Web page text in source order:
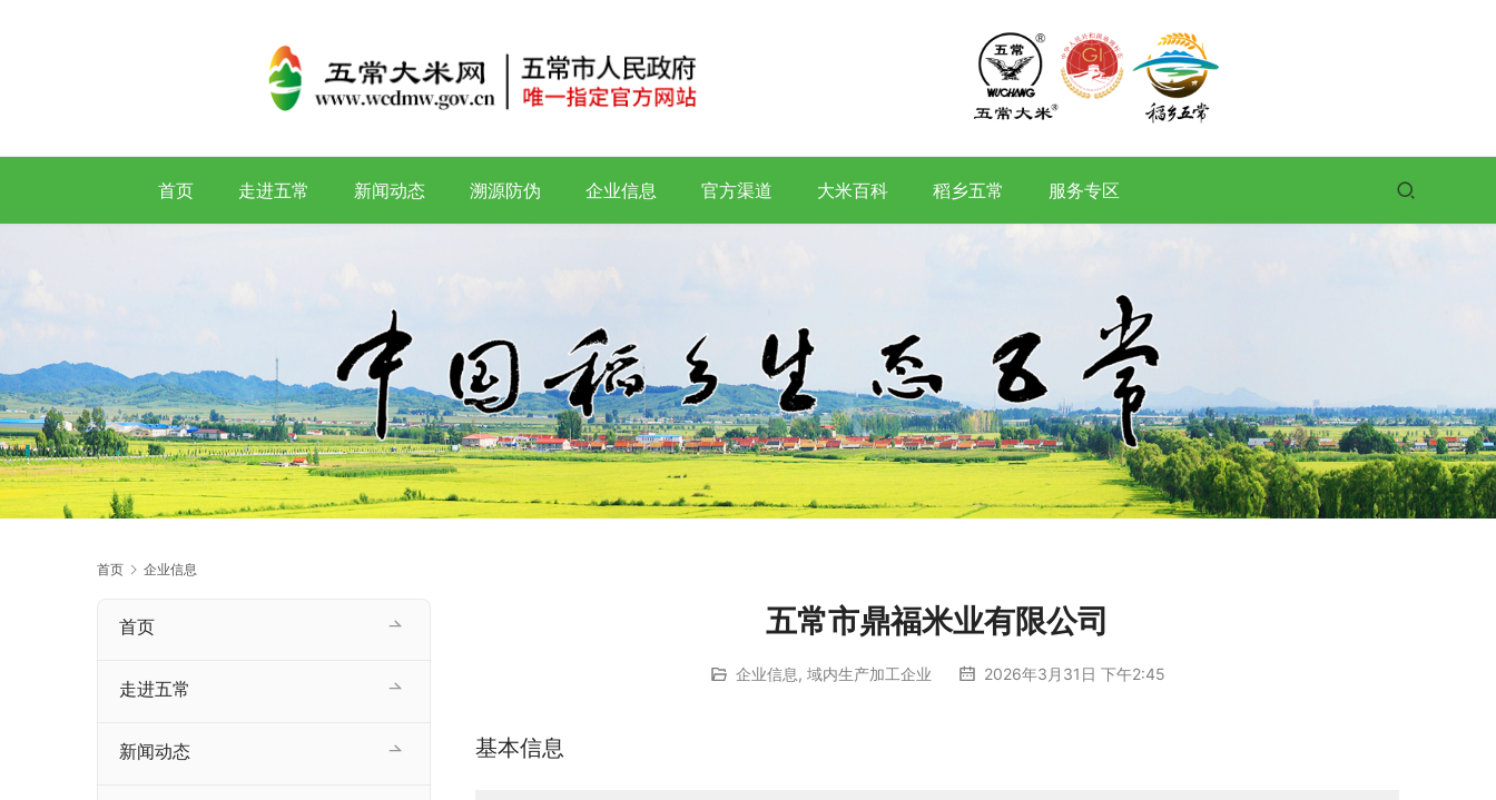
首页 走进五常 新闻动态 溯源防伪 企业信息 官方渠道 大米百科 稻乡五常 服务专区
首页 企业信息
五常市鼎福米业有限公司
企业信息, 域内生产加工企业 2026年3月31日 下午2:45
基本信息
首页
走进五常
新闻动态